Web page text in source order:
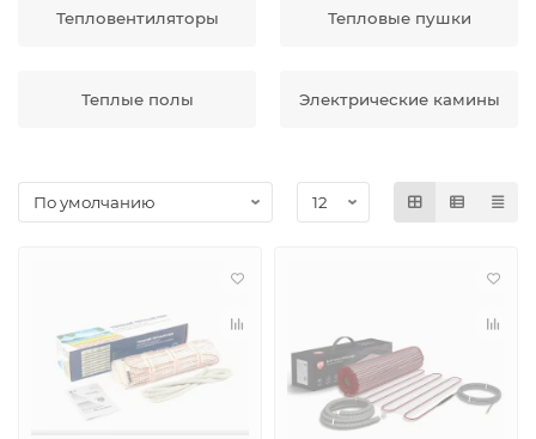
Тепловентиляторы Тепловые пушки
Теплые полы Электрические камины